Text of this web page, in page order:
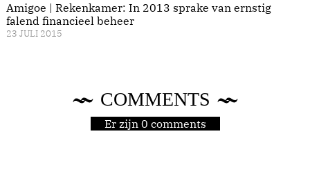
Amigoe | Rekenkamer: In 2013 sprake van ernstig
falend financieel beheer
23 JULI 2015
COMMENTS
Er zijn 0 comments